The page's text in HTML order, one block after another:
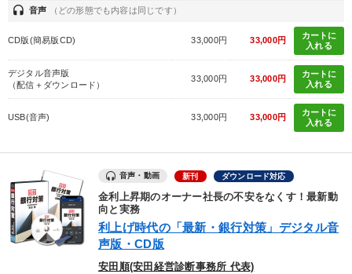
全国経営者セミナー収録物以外の経営教材（全761タイトル）からお探
カテゴリー
歴史・古典に学ぶ実務講話 【3月】音声・映像
企業戦略に学ぶ 【5月】音声・映像 営業・社員研修
経済・景気・相場予測
【最新刊】時代を超える経営150の言葉＋社長のスピーチ・話材
headset 音声 （どの形態でも内容は同じです）
CD版(簡易版CD) 33,000円 33,000円
カートに
入れる
デジタル音声版
（配信＋ダウンロード）
33,000円 33,000円
カートに
入れる
USB(音声) 33,000円 33,000円
カートに
入れる
音声・動画 新刊 ダウンロード対応
金利上昇期のオーナー社長の不安をなくす！最新動
向と実務
利上げ時代の「最新・銀行対策」デジタル音
声版・CD版
安田順(安田経営診断事務所 代表)